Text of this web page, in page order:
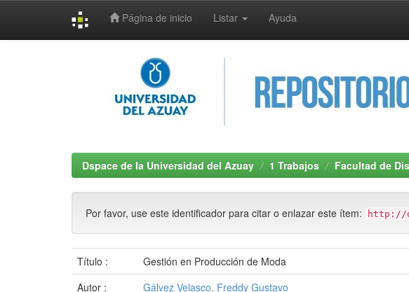
Página de inicio Listar Ayuda
Dspace de la Universidad del Azuay 1 Trabajos Facultad de
Por favor, use este identificador para citar o enlazar este ítem: http://
Título :
Gestión en Producción de Moda
Autor :
Gálvez Velasco, Freddy Gustavo